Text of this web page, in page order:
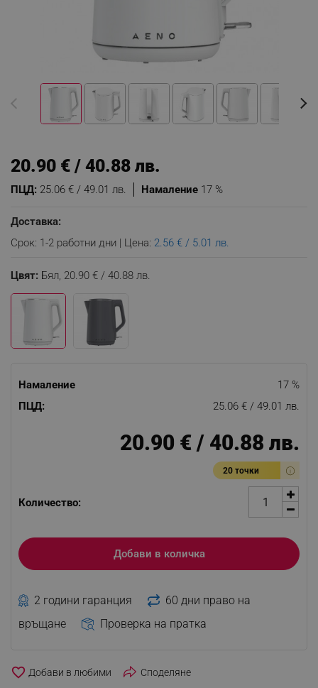
Намаление 17 %
ПЦД: 25.06 € / 49.01 лв.
20.90 € / 40.88 лв.
Доставка:
Срок: 1-2 работни дни | Цена: 2.56 € / 5.01 лв.
Цвят: Бял, 20.90 € / 40.88 лв.
Намаление
17 %
ПЦД:
25.06 € / 49.01 лв.
20.90 € / 40.88 лв.
20 точки
Количество:
Добави в количка
2 години гаранция
60 дни право на
връщане
Проверка на пратка
favorite_border Споделяне